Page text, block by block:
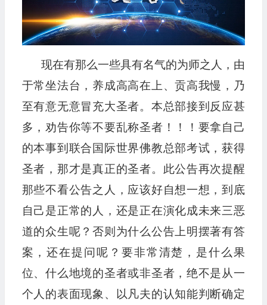
现在有那么一些具有名气的为师之人，由
于常坐法台，养成高高在上、贡高我慢，乃
至有意无意冒充大圣者。本总部接到反应甚
多，劝告你等不要乱称圣者！！！要拿自己
的本事到联合国际世界佛教总部考试，获得
圣者，那才是真正的圣者。此公告再次提醒
那些不看公告之人，应该好自想一想，到底
自己是正常的人，还是正在演化成未来三恶
道的众生呢？否则为什么公告上明摆著有答
案，还在提问呢？要非常清楚，是什么果
位、什么地境的圣者或非圣者，绝不是从一
个人的表面现象、以凡夫的认知能判断确定